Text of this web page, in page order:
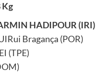
Kg
HADIPOUR (IRI)
Bragança (POR)
(TPE)